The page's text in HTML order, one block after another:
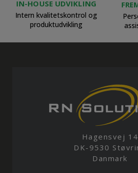
IN-HOUSE UDVIKLING
Intern kvalitetskontrol og
produktudvikling
Hagensvej 14
DK-9530
Danmark